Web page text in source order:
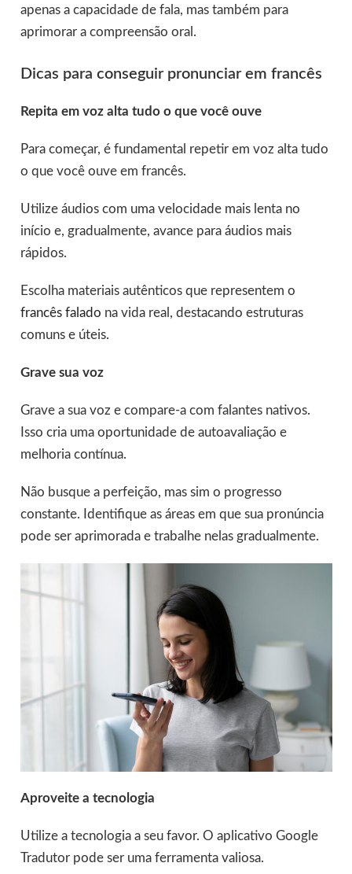
apenas a capacidade de fala, mas também para
aprimorar a compreensão oral.
Dicas para conseguir pronunciar em francês
Repita em voz alta tudo o que você ouve
Para começar, é fundamental repetir em voz alta tudo
o que você ouve em francês.
Utilize áudios com uma velocidade mais lenta no
início e, gradualmente, avance para áudios mais
rápidos.
Escolha materiais autênticos que representem o
francês falado na vida real, destacando estruturas
comuns e úteis.
Grave sua voz
Grave a sua voz e compare-a com falantes nativos.
Isso cria uma oportunidade de autoavaliação e
melhoria contínua.
Não busque a perfeição, mas sim o progresso
constante. Identifique as áreas em que sua pronúncia
pode ser aprimorada e trabalhe nelas gradualmente.
Aproveite a tecnologia
Utilize a tecnologia a seu favor. O aplicativo Google
Tradutor pode ser uma ferramenta valiosa.